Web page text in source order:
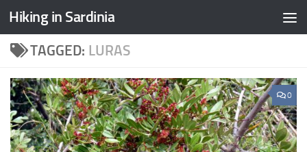
Hiking in Sardinia
TAGGED: LURAS
0